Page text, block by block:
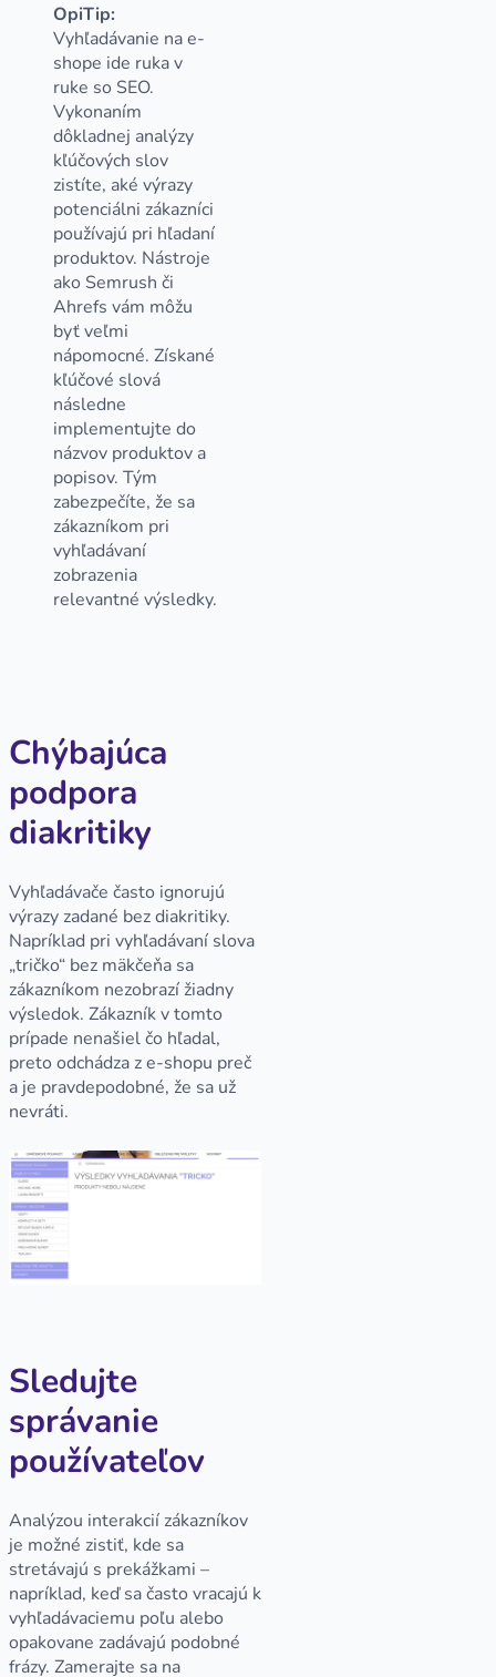
OpiTip:
Vyhľadávanie na e-
shope ide ruka v
ruke so SEO.
Vykonaním
dôkladnej analýzy
kľúčových slov
zistíte, aké výrazy
potenciálni zákazníci
používajú pri hľadaní
produktov. Nástroje
ako Semrush či
Ahrefs vám môžu
byť veľmi
nápomocné. Získané
kľúčové slová
následne
implementujte do
názvov produktov a
popisov. Tým
zabezpečíte, že sa
zákazníkom pri
vyhľadávaní
zobrazenia
relevantné výsledky.
Chýbajúca
podpora
diakritiky
Vyhľadávače často ignorujú
výrazy zadané bez diakritiky.
Napríklad pri vyhľadávaní slova
„tričko“ bez mäkčeňa sa
zákazníkom nezobrazí žiadny
výsledok. Zákazník v tomto
prípade nenašiel čo hľadal,
preto odchádza z e-shopu preč
a je pravdepodobné, že sa už
nevráti.
Sledujte
správanie
používateľov
Analýzou interakcií zákazníkov
je možné zistiť, kde sa
stretávajú s prekážkami –
napríklad, keď sa často vracajú k
vyhľadávaciemu poľu alebo
opakovane zadávajú podobné
frázy. Zamerajte sa na